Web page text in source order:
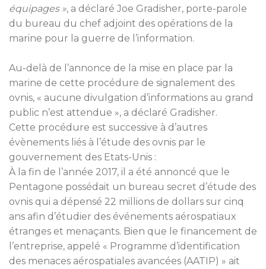
équipages », a déclaré Joe Gradisher, porte-parole
du bureau du chef adjoint des opérations de la
marine pour la guerre de l’information.
Au-delà de l’annonce de la mise en place par la
marine de cette procédure de signalement des
ovnis, « aucune divulgation d’informations au grand
public n’est attendue », a déclaré Gradisher.
Cette procédure est successive à d’autres
évènements liés à l’étude des ovnis par le
gouvernement des Etats-Unis :
À la fin de l’année 2017, il a été annoncé que le
Pentagone possédait un bureau secret d’étude des
ovnis qui a dépensé 22 millions de dollars sur cinq
ans afin d’étudier des événements aérospatiaux
étranges et menaçants. Bien que le financement de
l’entreprise, appelé « Programme d’identification
des menaces aérospatiales avancées (AATIP) » ait